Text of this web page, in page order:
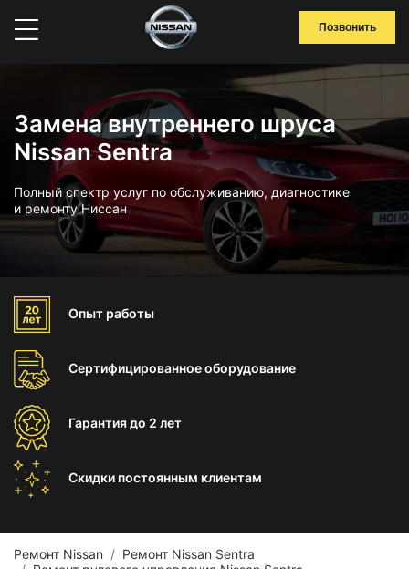
Позвонить
Замена внутреннего шруса
Nissan Sentra
Полный спектр услуг по обслуживанию, диагностике
и ремонту Ниссан
Опыт работы
Сертифицированноеоборудование
Гарантиядо 2 лет
Скидки постоянным клиентам
Ремонт Nissan
Ремонт Nissan Sentra